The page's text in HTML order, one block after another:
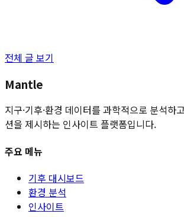
전체 글 보기
Mantle
지구·기후·환경 데이터를 과학적으로 분석하
션을 제시하는 인사이트 플랫폼입니다.
주요 메뉴
기후 대시보드
환경 분석
인사이트